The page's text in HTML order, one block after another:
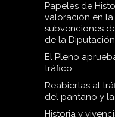
Papeles de
valoración en
subvenciones
de la Diputación
El Pleno
tráfico
Reabiertas al
del pantano y
Historia y